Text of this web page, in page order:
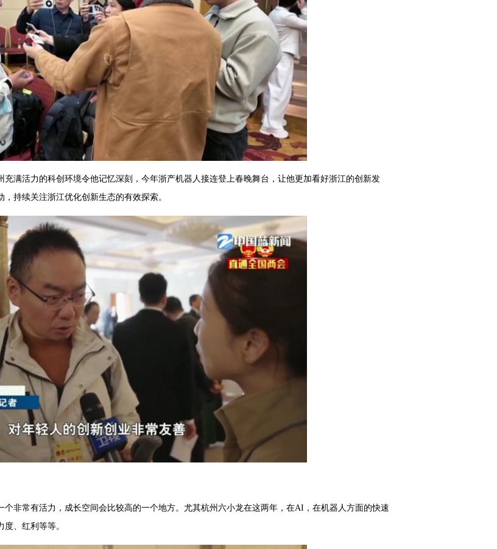
满活力的科创环境令他记忆深刻，今年浙产机器人接连登上春晚舞台，让他更加看好浙江的创新发
持续关注浙江优化创新生态的有效探索。
个非常有活力，成长空间会比较高的一个地方。尤其杭州六小龙在这两年，在AI，在机器人方面的快速
、红利等等。